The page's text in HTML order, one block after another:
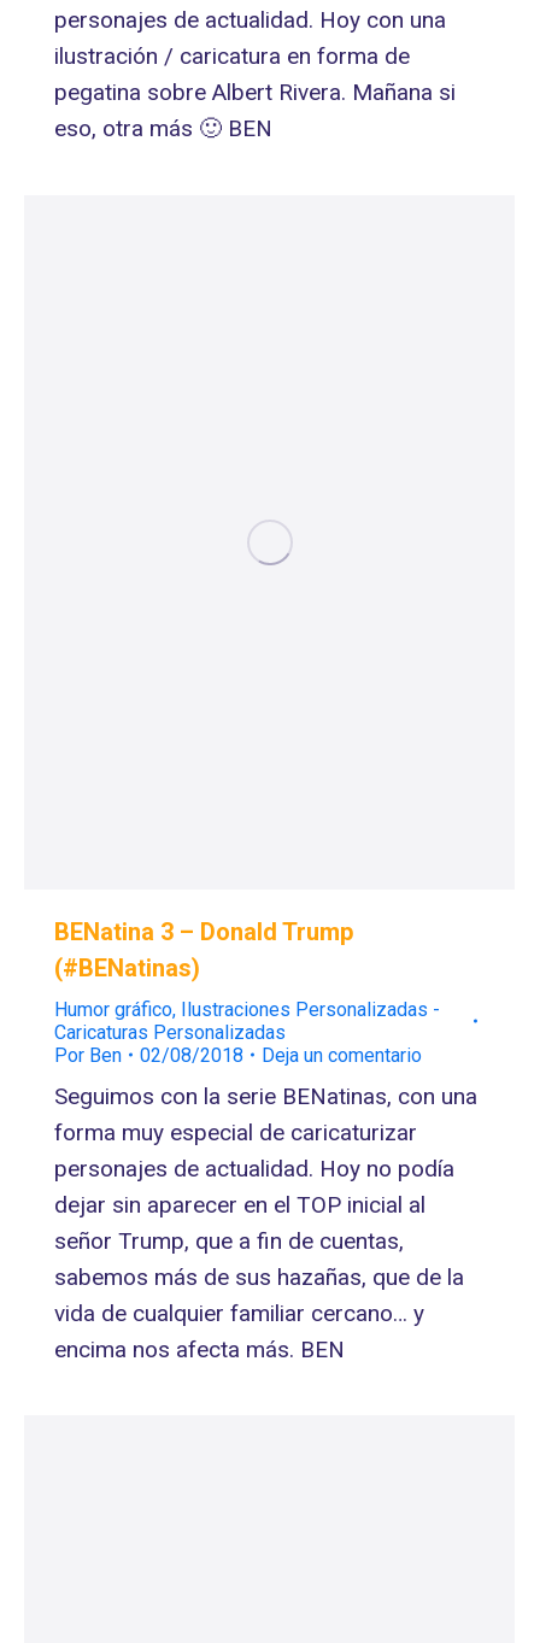
personajes de actualidad. Hoy con una
ilustración / caricatura en forma de
pegatina sobre Albert Rivera. Mañana si
eso, otra más 🙂 BEN
BENatina 3 – Donald Trump
(#BENatinas)
Humor gráfico, Ilustraciones Personalizadas -
Caricaturas Personalizadas
Por Ben 02/08/2018 Deja un comentario
Seguimos con la serie BENatinas, con una
forma muy especial de caricaturizar
personajes de actualidad. Hoy no podía
dejar sin aparecer en el TOP inicial al
señor Trump, que a fin de cuentas,
sabemos más de sus hazañas, que de la
vida de cualquier familiar cercano… y
encima nos afecta más. BEN